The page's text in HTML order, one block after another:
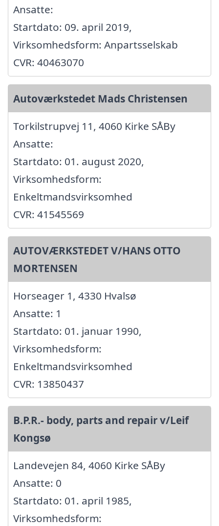
Ansatte:
Startdato: 09. april 2019,
Virksomhedsform: Anpartsselskab
CVR: 40463070
Autoværkstedet Mads Christensen
Torkilstrupvej 11, 4060 Kirke SÅBy
Ansatte:
Startdato: 01. august 2020,
Virksomhedsform:
Enkeltmandsvirksomhed
CVR: 41545569
AUTOVÆRKSTEDET V/HANS OTTO
MORTENSEN
Horseager 1, 4330 Hvalsø
Ansatte: 1
Startdato: 01. januar 1990,
Virksomhedsform:
Enkeltmandsvirksomhed
CVR: 13850437
B.P.R.- body, parts and repair v/Leif
Kongsø
Landevejen 84, 4060 Kirke SÅBy
Ansatte: 0
Startdato: 01. april 1985,
Virksomhedsform: